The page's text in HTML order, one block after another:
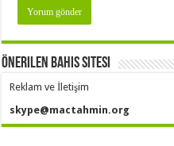
Önerilen Bahis Sitesi
Reklam ve İletişim
skype@mactahmin.org